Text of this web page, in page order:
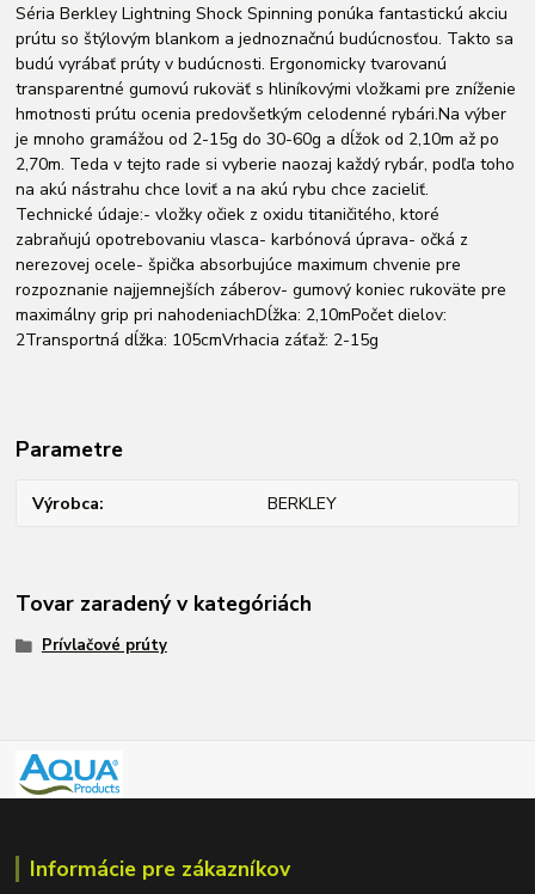
Séria Berkley Lightning Shock Spinning ponúka fantastickú akciu
prútu so štýlovým blankom a jednoznačnú budúcnosťou. Takto sa
budú vyrábať prúty v budúcnosti. Ergonomicky tvarovanú
transparentné gumovú rukoväť s hliníkovými vložkami pre zníženie
hmotnosti prútu ocenia predovšetkým celodenné rybári.Na výber
je mnoho gramážou od 2-15g do 30-60g a dĺžok od 2,10m až po
2,70m. Teda v tejto rade si vyberie naozaj každý rybár, podľa toho
na akú nástrahu chce loviť a na akú rybu chce zacieliť.
Technické údaje:- vložky očiek z oxidu titaničitého, ktoré
zabraňujú opotrebovaniu vlasca- karbónová úprava- očká z
nerezovej ocele- špička absorbujúce maximum chvenie pre
rozpoznanie najjemnejších záberov- gumový koniec rukoväte pre
maximálny grip pri nahodeniachDĺžka: 2,10mPočet dielov:
2Transportná dĺžka: 105cmVrhacia záťaž: 2-15g
Parametre
Výrobca BERKLEY
Tovar zaradený v kategóriách
Prívlačové prúty
Informácie pre zákazníkov